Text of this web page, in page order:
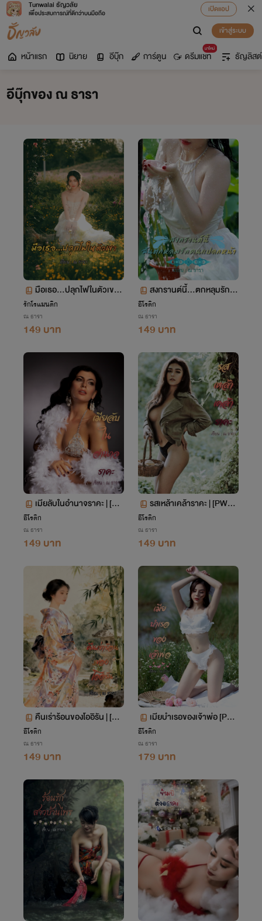
Tunwalai ธัญวลัย
เพื่อประสบการณ์ที่ดีกว่าบนมือถือ
เปิดแอป
เข้าสู่ระบบ
หน้าแรก นิยาย อีบุ๊ก การ์ตูน
มาใหม่
ดรีมแชท ธัญลิสต์
อีบุ๊กของ ณ ธารา
มือเธอ…ปลุกไฟในตัวเขา
[NC25+]
รักโรแมนติก
ณ ธารา
149 บาท
สงกรานต์นี้…ตกหลุมรักค
นแปลกหน้า [PWP] + [NC
30+]
อีโรติก
ณ ธารา
149 บาท
เมียลับในอำนาจราคะ | [P
WP] + [NC30+]
อีโรติก
ณ ธารา
149 บาท
รสเหล้าเคล้าราคะ | [PWP]
+ [NC30+]
อีโรติก
ณ ธารา
149 บาท
คืนเร่าร้อนของโออิรัน | [P
WP] + [NC30+]
อีโรติก
ณ ธารา
149 บาท
เมียบำเรอของเจ้าพ่อ [PW
P] + [BDSM] + [NC30+]
อีโรติก
ณ ธารา
179 บาท